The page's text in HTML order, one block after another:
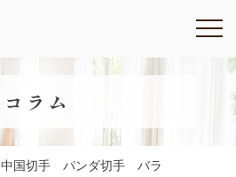
コラム
中国切手 パンダ切手 バラ